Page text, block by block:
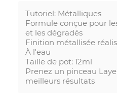
Tutoriel: Métalliques
Formule conçue pour
et les dégradés
Finition métallisée
À l'eau
Taille de pot: 12ml
Prenez un pinceau
meilleurs résultats